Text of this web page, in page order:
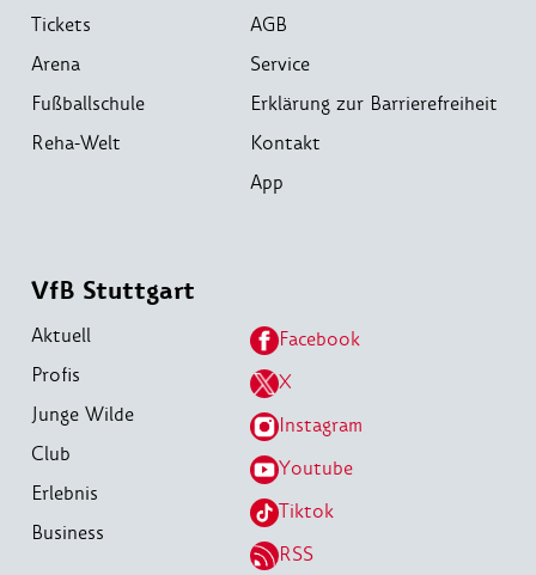
Tickets
Arena
Fußballschule
Reha-Welt
AGB
Service
Erklärung zur Barrierefreiheit
Kontakt
App
VfB Stuttgart
Aktuell
Profis
Junge Wilde
Club
Erlebnis
Business
Facebook
X
Instagram
Youtube
Tiktok
RSS